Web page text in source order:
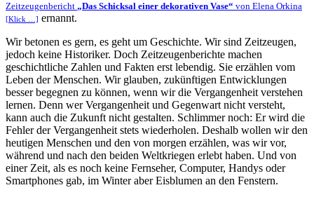
Zeitzeugenbericht
Das Schicksal einer dekorativen Vase von Elena Orkina
[Klick …] ernannt.
Wir betonen es gern, es geht um Geschichte. Wir sind Zeitzeugen,
jedoch keine Historiker. Doch Zeitzeugenberichte machen
geschichtliche Zahlen und Fakten erst lebendig. Sie erzählen vom
Leben der Menschen. Wir glauben, zukünftigen Entwicklungen
besser begegnen zu können, wenn wir die Vergangenheit verstehen
lernen. Denn wer Vergangenheit und Gegenwart nicht versteht,
kann auch die Zukunft nicht gestalten. Schlimmer noch: Er wird die
Fehler der Vergangenheit stets wiederholen. Deshalb wollen wir den
heutigen Menschen und den von morgen erzählen, was wir vor,
während und nach den beiden Weltkriegen erlebt haben. Und von
einer Zeit, als es noch keine Fernseher, Computer, Handys oder
Smartphones gab, im Winter aber Eisblumen an den Fenstern.